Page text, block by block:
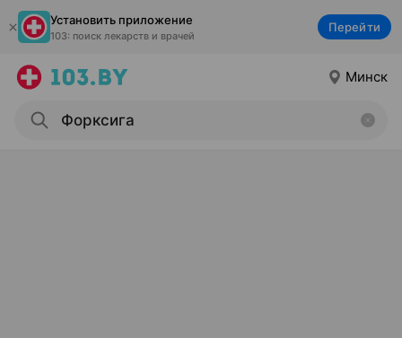
Установить приложение
103: поиск лекарств и врачей
Перейти
Минск